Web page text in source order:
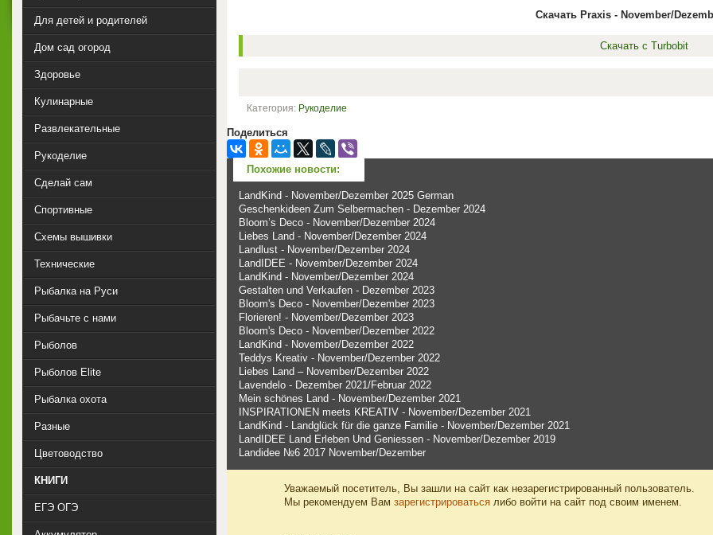
Скачать Praxis - November/
Скачать с Turbobit
Категория: Рукоделие
Поделиться
Похожие новости:
LandKind - November/Dezember 2025 German
Geschenkideen Zum Selbermachen - Dezember 2024
Bloom’s Deco - November/Dezember 2024
Liebes Land - November/Dezember 2024
Landlust - November/Dezember 2024
LandIDEE - November/Dezember 2024
LandKind - November/Dezember 2024
Gestalten und Verkaufen - Dezember 2023
Bloom's Deco - November/Dezember 2023
Florieren! - November/Dezember 2023
Bloom's Deco - November/Dezember 2022
LandKind - November/Dezember 2022
Teddys Kreativ - November/Dezember 2022
Liebes Land – November/Dezember 2022
Lavendelo - Dezember 2021/Februar 2022
Mein schönes Land - November/Dezember 2021
INSPIRATIONEN meets KREATIV - November/Dezember 2021
LandKind - Landglück für die ganze Familie - November/Dezember 2021
LandIDEE Land Erleben Und Geniessen - November/Dezember 2019
Landidee №6 2017 November/Dezember
Уважаемый посетитель, Вы зашли на сайт как незарегистрированный пользователь.
Мы рекомендуем Вам зарегистрироваться либо войти на сайт под своим именем.
Для детей и родителей
Дом сад огород
Здоровье
Кулинарные
Развлекательные
Рукоделие
Сделай сам
Спортивные
Схемы вышивки
Технические
Рыбалка на Руси
Рыбачьте с нами
Рыболов
Рыболов Elite
Рыбалка охота
Разные
Цветоводство
КНИГИ
ЕГЭ ОГЭ